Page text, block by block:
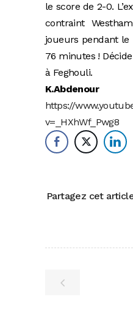
le score de 2-0.
contraint
joueurs pendant le
76 minutes !
à Feghouli.
K.Abdenour
https://
v=_HXhWf_Pwg8
Partagez cet